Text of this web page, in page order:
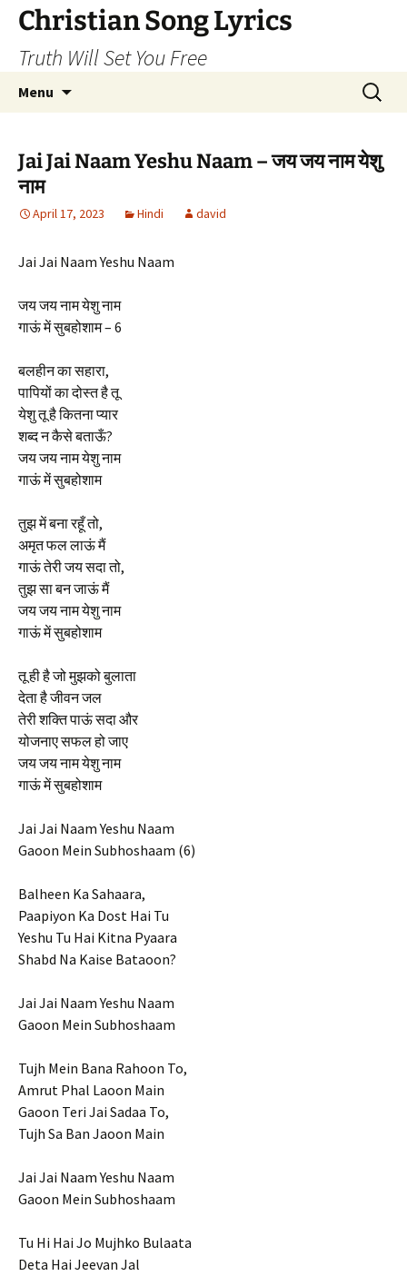
Skip
content
Christian Song Lyrics
Truth Will Set You Free
Menu
Search
for:
Jai Jai Naam Yeshu Naam – जय जय नाम येशु
नाम
April 17, 2023 Hindi david
Jai Jai Naam Yeshu Naam
जय जय नाम येशु नाम
गाऊं में सुबहोशाम – 6
बलहीन का सहारा,
पापियों का दोस्त है तू
येशु तू है कितना प्यार
शब्द न कैसे बताऊँ?
जय जय नाम येशु नाम
गाऊं में सुबहोशाम
तुझ में बना रहूँ तो,
अमृत फल लाऊं मैं
गाऊं तेरी जय सदा तो,
तुझ सा बन जाऊं मैं
जय जय नाम येशु नाम
गाऊं में सुबहोशाम
तू ही है जो मुझको बुलाता
देता है जीवन जल
तेरी शक्ति पाऊं सदा और
योजनाए सफल हो जाए
जय जय नाम येशु नाम
गाऊं में सुबहोशाम
Jai Jai Naam Yeshu Naam
Gaoon Mein Subhoshaam (6)
Balheen Ka Sahaara,
Paapiyon Ka Dost Hai Tu
Yeshu Tu Hai Kitna Pyaara
Shabd Na Kaise Bataoon?
Jai Jai Naam Yeshu Naam
Gaoon Mein Subhoshaam
Tujh Mein Bana Rahoon To,
Amrut Phal Laoon Main
Gaoon Teri Jai Sadaa To,
Tujh Sa Ban Jaoon Main
Jai Jai Naam Yeshu Naam
Gaoon Mein Subhoshaam
Tu Hi Hai Jo Mujhko Bulaata
Deta Hai Jeevan Jal